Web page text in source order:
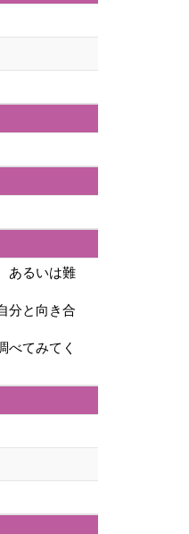
あるいは難
分と向き合
べてみてく